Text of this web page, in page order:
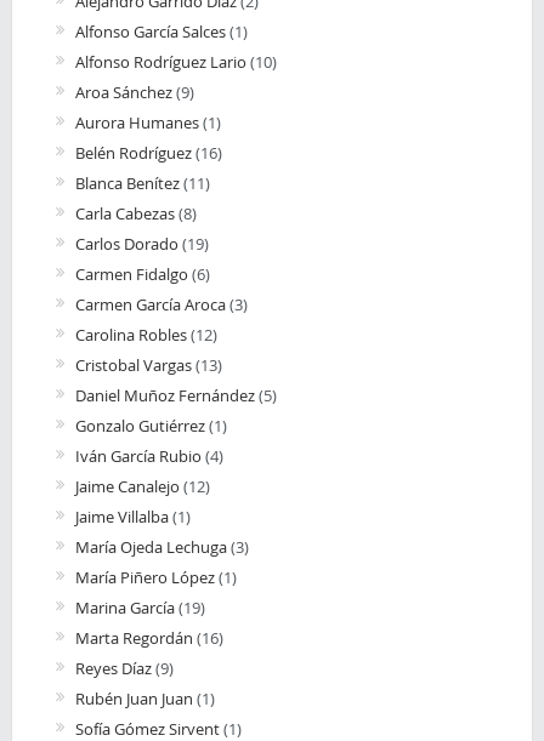
Alfonso García Salces(1)
Alfonso Rodríguez Lario (10)
Aroa Sánchez(9)
Aurora Humanes(1)
Belén Rodríguez(16)
Blanca Benítez(11)
Carla Cabezas(8)
Carlos Dorado (19)
Carmen Fidalgo (6)
Carmen García Aroca(3)
Carolina Robles(12)
Cristobal Vargas(13)
Daniel Muñoz Fernández(5)
Gonzalo Gutiérrez(1)
Iván García Rubio (4)
Jaime Canalejo (12)
Jaime Villalba(1)
María Ojeda Lechuga(3)
María Piñero López(1)
Marina García(19)
Marta Regordán (16)
Reyes Díaz(9)
Rubén Juan Juan (1)
Sofía Gómez Sirvent(1)